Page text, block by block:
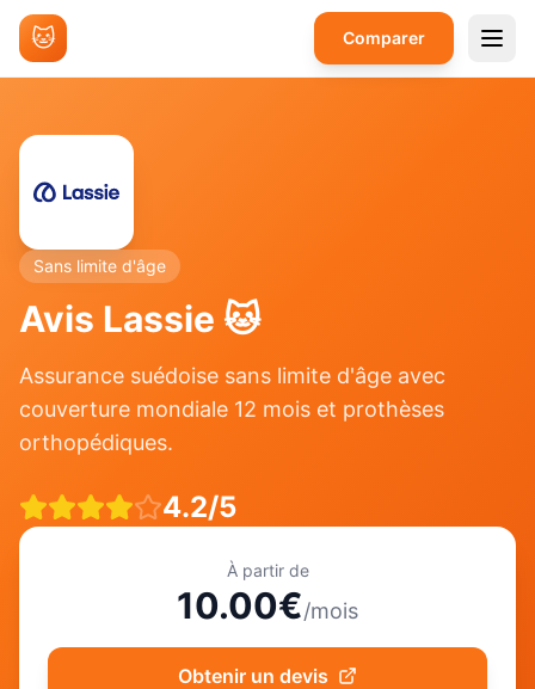
🐱 Comparer
Sans limite d'âge
Avis Lassie 🐱
Assurance suédoise sans limite d'âge avec
couverture mondiale 12 mois et prothèses
orthopédiques.
4.2/5
À partir de
10.00€/mois
Obtenir un devis